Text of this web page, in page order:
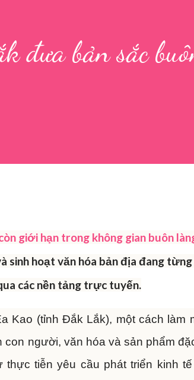
đưa bản sắc
giới hạn trong không gian buôn
sinh hoạt văn hóa bản địa đang
các nền tảng trực tuyến.
Kao (tỉnh Đắk Lắk), một cách làm
con người, văn hóa và sản phẩm
thực tiễn yêu cầu phát triển kinh